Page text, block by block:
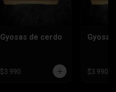
Gyosas de cerdo
$3.990 $3.990